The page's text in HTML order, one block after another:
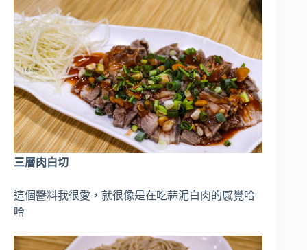
三層肉白切
這個醬料我很愛，就很像是在吃蒜泥白肉的感覺哈
哈